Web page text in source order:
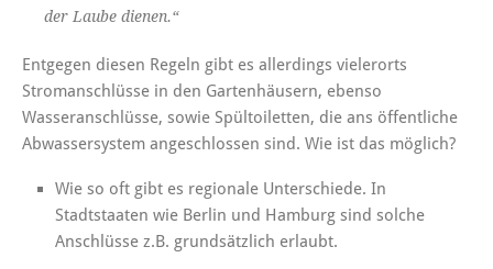
der Laube dienen.“
Entgegen diesen Regeln gibt es allerdings vielerorts
Stromanschlüsse in den Gartenhäusern, ebenso
Wasseranschlüsse, sowie Spültoiletten, die ans öffentliche
Abwassersystem angeschlossen sind. Wie ist das möglich?
Wie so oft gibt es regionale Unterschiede. In
Stadtstaaten wie Berlin und Hamburg sind solche
Anschlüsse z.B. grundsätzlich erlaubt.